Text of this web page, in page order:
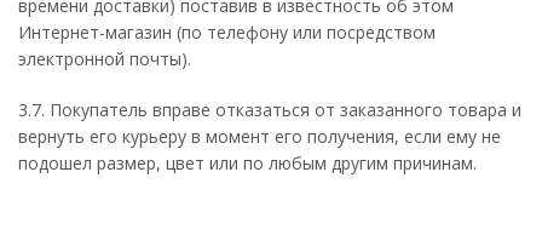
времени доставки) поставив в известность об этом
Интернет-магазин (по телефону или посредством
электронной почты).
3.7. Покупатель вправе отказаться от заказанного товара и
вернуть его курьеру в момент его получения, если ему не
подошел размер, цвет или по любым другим причинам.